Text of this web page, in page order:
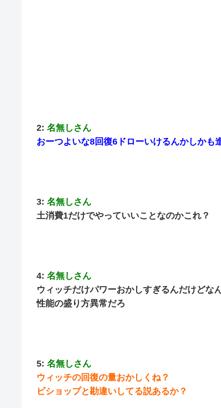
2: 名無しさん
おーつよいな8回復6ドローいけるんかしか
3: 名無しさん
土消費1だけでやっていいことなのかこれ？
4: 名無しさん
ウィッチだけパワーおかしすぎるんだけどな
性能の盛り方異常だろ
5: 名無しさん
ウィッチの回復の量おかしくね？
ビショップと勘違いしてる説あるか？